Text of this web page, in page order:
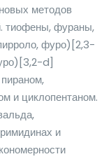
методов
тиофены, фураны,
фуро)[2,3-
d]
и циклопентаном.
и